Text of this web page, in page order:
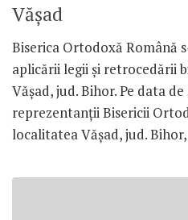
Văşad
Biserica Ortodoxă Română
aplicării legii şi retrocedării
Văşad, jud. Bihor. Pe data
reprezentanţii Bisericii
localitatea Văşad, jud.